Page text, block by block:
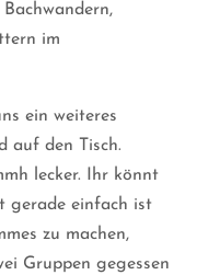
Bachwandern,
im
ein weiteres
auf den Tisch.
lecker. Ihr könnt
gerade einfach ist
zu machen,
Gruppen gegessen